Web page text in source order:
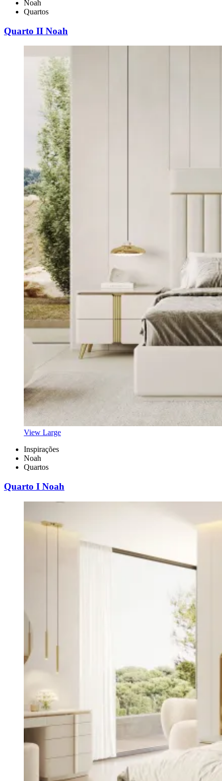
Noah
Quartos
Quarto II Noah
View Large
Inspirações
Noah
Quartos
Quarto I Noah